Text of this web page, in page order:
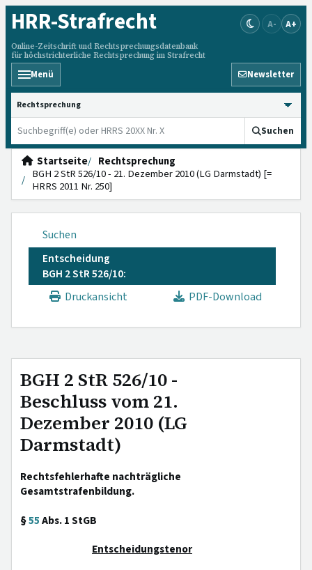
HRR-Strafrecht
Online-Zeitschrift und Rechtsprechungsdatenbank
für höchstrichterliche Rechtsprechung im Strafrecht
A- A+
Menü Newsletter
HRRS durchsuchen
Suchen
Startseite
Rechtsprechung
BGH 2 StR 526/10 - 21. Dezember 2010 (LG Darmstadt) [=
HRRS 2011 Nr. 250]
Suchen
Entscheidung
BGH 2 StR 526/10:
Druckansicht
PDF-Download
BGH 2 StR 526/10 -
Beschluss vom 21.
Dezember 2010 (LG
Darmstadt)
Rechtsfehlerhafte nachträgliche
Gesamtstrafenbildung.
§55Abs. 1 StGB
Entscheidungstenor